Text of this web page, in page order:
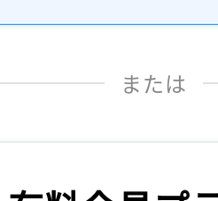
または